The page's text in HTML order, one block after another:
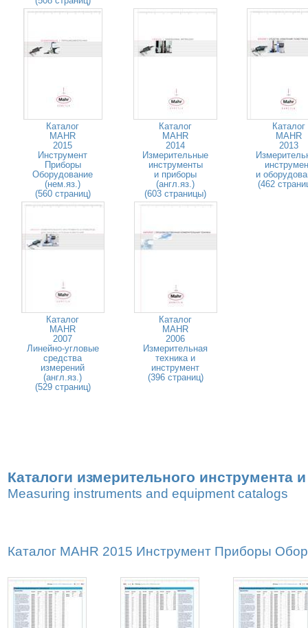
Каталог
MAHR
2015
Инструмент
Приборы
Оборудование
(нем.яз.)
(560 страниц)
Каталог
MAHR
2014
Измерительные
инструменты
и приборы
(англ.яз.)
(603 страницы)
Каталог
MAHR
2013
и
(462
Каталог
MAHR
2007
Линейно-угловые
средства
измерений
(англ.яз.)
(529 страниц)
Каталог
MAHR
2006
Измерительная
техника и
инструмент
(396 страниц)
Каталоги измерительного инструмента
Measuring instruments and equipment catalogs
Каталог MAHR 2015 Инструмент Приборы